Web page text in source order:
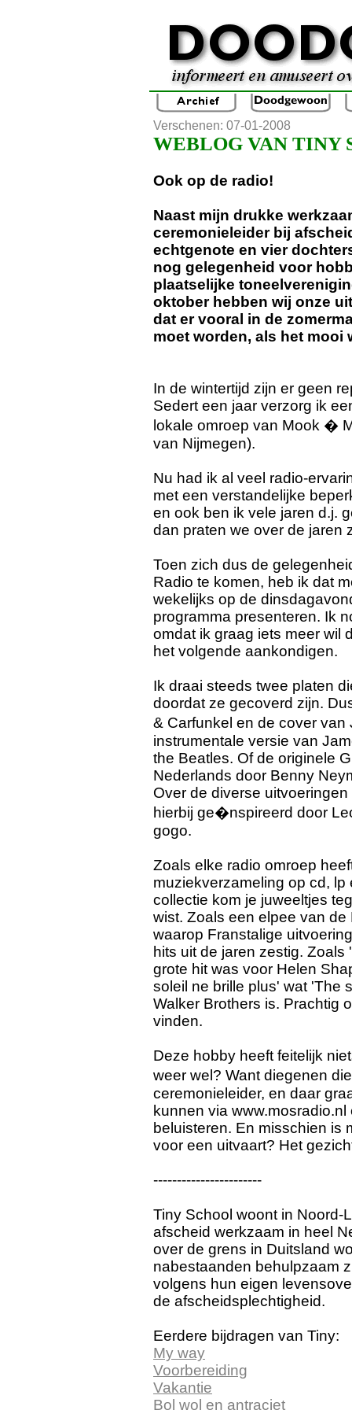
Verschenen: 07-01-2008
WEBLOG VAN TINY
Ook op de radio!
Naast mijn drukke
ceremonieleider bij
echtgenote en vier
nog gelegenheid voor
plaatselijke
oktober hebben wij onze
dat er vooral in de
moet worden, als het mooi
In de wintertijd zijn er geen
Sedert een jaar verzorg ik
lokale omroep van Mook �
van Nijmegen).
Nu had ik al veel radio-
met een verstandelijke
en ook ben ik vele jaren d.j.
dan praten we over de jaren
Toen zich dus de
Radio te komen, heb ik dat
wekelijks op de
programma presenteren. Ik
omdat ik graag iets meer wil
het volgende aankondigen.
Ik draai steeds twee platen
doordat ze gecoverd zijn.
& Carfunkel en de cover
instrumentale versie van
the Beatles. Of de originele
Nederlands door Benny
Over de diverse
hierbij ge�nspireerd door
gogo.
Zoals elke radio omroep
muziekverzameling op cd,
collectie kom je juweeltjes
wist. Zoals een elpee van
waarop Franstalige
hits uit de jaren zestig.
grote hit was voor Helen
soleil ne brille plus' wat 'The
Walker Brothers is. Prachtig
vinden.
Deze hobby heeft feitelijk
weer wel? Want diegenen
ceremonieleider, en daar
kunnen via
beluisteren. En misschien is
voor een uitvaart? Het
-----------------------
Tiny School woont in Noord-
afscheid werkzaam in heel
over de grens in Duitsland
nabestaanden behulpzaam
volgens hun eigen
de afscheidsplechtigheid.
Eerdere bijdragen van Tiny:
My way
Voorbereiding
Vakantie
Bol wol en antraciet